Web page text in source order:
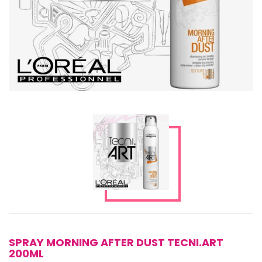
SPRAY MORNING AFTER DUST TECNI.ART
200ML